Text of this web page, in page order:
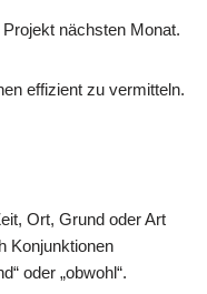
nächsten Monat.
effizient zu vermitteln.
Ort, Grund oder Art
Konjunktionen
oder „obwohl“.